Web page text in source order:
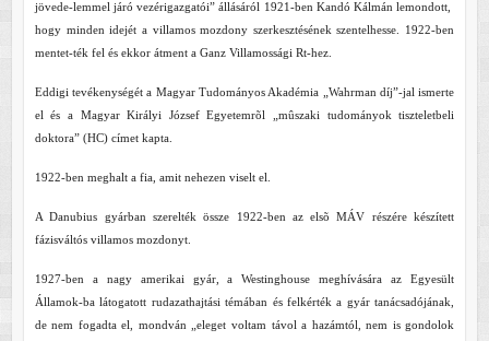
jövede-lemmel járó vezérigazgatói” állásáról 1921-ben Kandó Kálmán lemondott,
hogy minden idejét a villamos mozdony szerkesztésének szentelhesse. 1922-ben
mentet-ték fel és ekkor átment a Ganz Villamossági Rt-hez.
Eddigi tevékenységét a Magyar Tudományos Akadémia „Wahrman díj”-jal ismerte
el és a Magyar Királyi József Egyetemrõl „mûszaki tudományok tiszteletbeli
doktora” (HC) címet kapta.
1922-ben meghalt a fia, amit nehezen viselt el.
A Danubius gyárban szerelték össze 1922-ben az elsõ MÁV részére készített
fázisváltós villamos mozdonyt.
1927-ben a nagy amerikai gyár, a Westinghouse meghívására az Egyesült
Államok-ba látogatott rudazathajtási témában és felkérték a gyár tanácsadójának,
de nem fogadta el, mondván „eleget voltam távol a hazámtól, nem is gondolok